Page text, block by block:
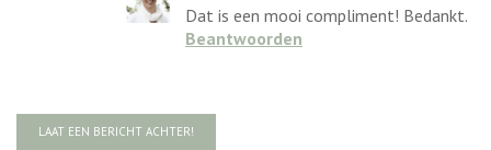
Dat is een mooi compliment! Bedankt.
Beantwoorden
LAAT EEN BERICHT ACHTER!